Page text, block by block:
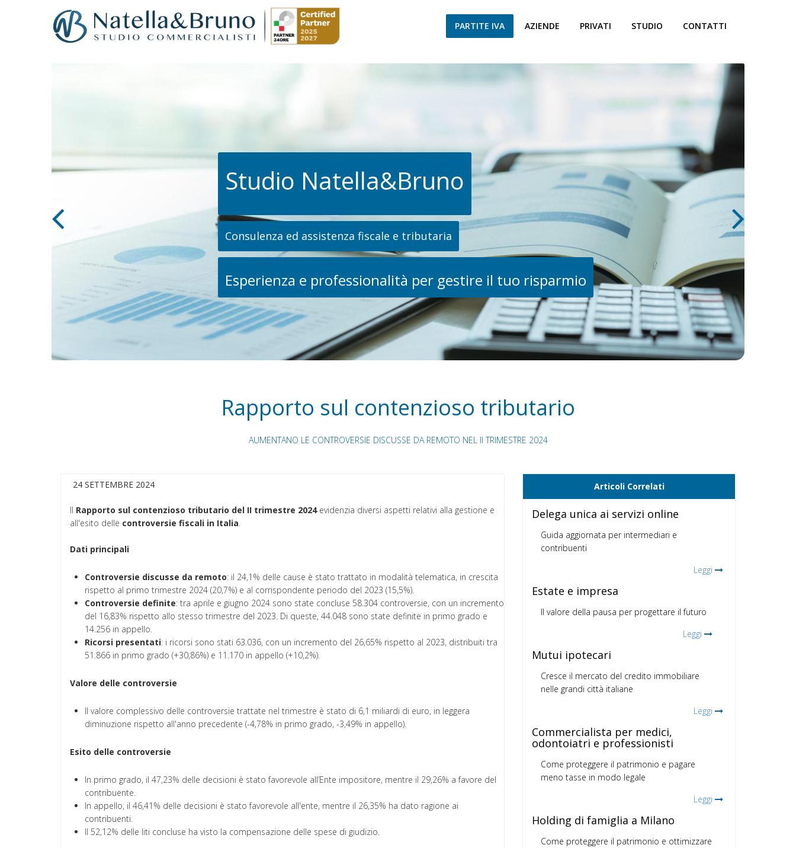
CONTATTI
STUDIO
PRIVATI
AZIENDE
PARTITE IVA
Studio Natella&Bruno
Consulenza ed assistenza fiscale e tributaria
Esperienza e professionalità per gestire il tuo risparmio
Rapporto sul contenzioso tributario
AUMENTANO LE CONTROVERSIE DISCUSSE DA REMOTO NEL II TRIMESTRE 2024
24 SETTEMBRE 2024
Il Rapporto sul contenzioso tributario del II trimestre 2024evidenzia diversi aspetti relativi alla gestione e
all'esito delle controversie fiscali in Italia.
Dati principali
Controversie discusse da remoto: il 24,1% delle cause è stato trattato in modalità telematica, in crescita
rispetto al primo trimestre 2024 (20,7%) e al corrispondente periodo del 2023 (15,5%).
Controversie definite: tra aprile e giugno 2024 sono state concluse 58.304 controversie, con un incremento
del 16,83% rispetto allo stesso trimestre del 2023. Di queste, 44.048 sono state definite in primo grado e
14.256 in appello.
Ricorsi presentati: i ricorsi sono stati 63.036, con un incremento del 26,65% rispetto al 2023, distribuiti tra
51.866 in primo grado (+30,86%) e 11.170 in appello (+10,2%).
Valore delle controversie
Il valore complessivo delle controversie trattate nel trimestre è stato di 6,1 miliardi di euro, in leggera
diminuzione rispetto all'anno precedente (-4,78% in primo grado, -3,49% in appello).
Esito delle controversie
In primo grado, il 47,23% delle decisioni è stato favorevole all’Ente impositore, mentre il 29,26% a favore del
contribuente.
In appello, il 46,41% delle decisioni è stato favorevole all'ente, mentre il 26,35% ha dato ragione ai
contribuenti.
Il 52,12% delle liti concluse ha visto la compensazione delle spese di giudizio.
Articoli Correlati
Delega unica ai servizi online
Guida aggiornata per intermediari e
contribuenti
Leggi
Estate e impresa
Il valore della pausa per progettare il futuro
Leggi
Mutui ipotecari
Cresce il mercato del credito immobiliare
nelle grandi città italiane
Leggi
Commercialista per medici,
odontoiatri e professionisti
Come proteggere il patrimonio e pagare
meno tasse in modo legale
Leggi
Holding di famiglia a Milano
Come proteggere il patrimonio e ottimizzare